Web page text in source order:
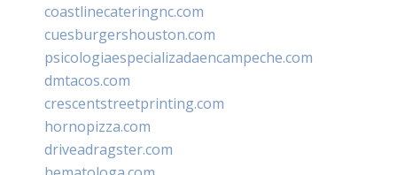
coastlinecateringnc.com
cuesburgershouston.com
psicologiaespecializadaencampeche.com
dmtacos.com
crescentstreetprinting.com
hornopizza.com
driveadragster.com